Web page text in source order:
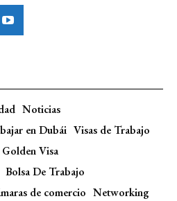
Noticias
en Dubái Visas de Trabajo
Visa
Bolsa De Trabajo
de comercio Networking